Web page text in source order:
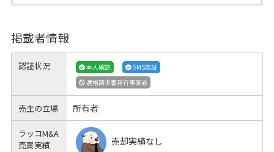
掲載者情報
認証状況 本人確認
SMS認証
適格請求書発行事業者
売主の立場 所有者
ラッコM&A
売買実績
売却実績なし